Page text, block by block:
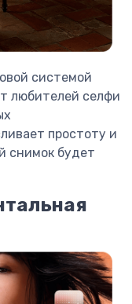
системой
любителей селфи
простоту и
снимок будет